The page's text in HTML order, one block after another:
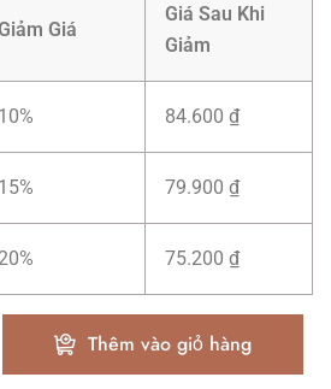
Giá
Giá Sau Khi
Giảm
10% 84.600 ₫
15% 79.900 ₫
75.200 ₫
Thêm vào giỏ hàng